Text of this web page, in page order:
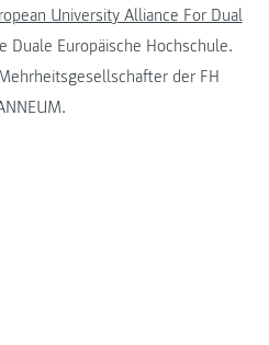
University Alliance For Dual
Duale Europäische Hochschule.
der FH